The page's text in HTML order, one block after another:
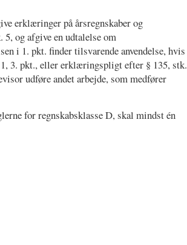
erklæringer på årsregnskaber og
5, og afgive en udtalelse om
i 1. pkt. finder tilsvarende anvendelse, hvis
3. pkt., eller erklæringspligt efter § 135, stk.
udføre andet arbejde, som medfører
for regnskabsklasse D, skal mindst én